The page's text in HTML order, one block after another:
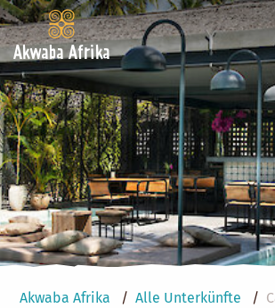
Akwaba Afrika
Akwaba Afrika Alle Unterkünfte